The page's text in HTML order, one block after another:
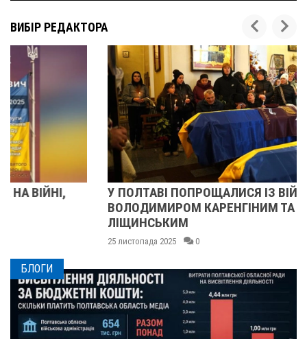
ВИБІР РЕДАКТОРА
У ПОЛТАВІ ПОПРОЩАЛИСЯ ІЗ ВІЙСЬКОВИМИ
ВОЛОДИМИРОМ КАРЕНГІНИМ ТА ОЛЕГОМ
БЛОГИ